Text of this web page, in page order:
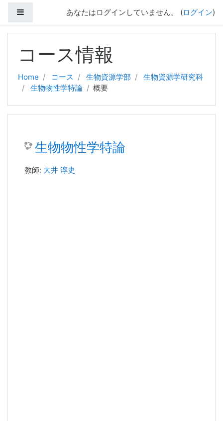
サイドパネルあなたはログインしていません。 (ログイン)
コース情報
Home コース 生物資源学部
生物資源学研究科
生物物性学特論
概要
生物物性学特論
教師: 大井 淳史